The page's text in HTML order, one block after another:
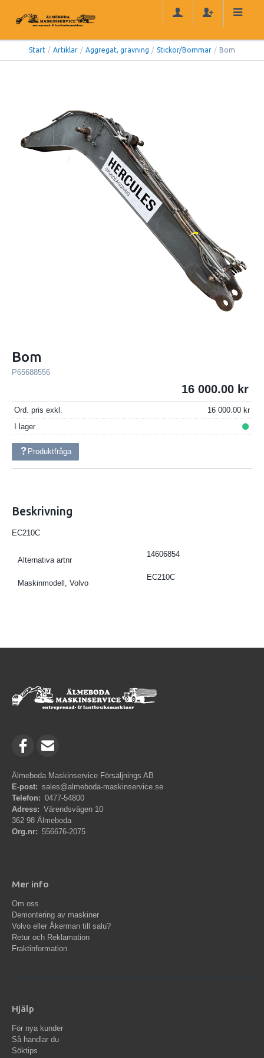
Start / Artiklar / Aggregat, grävning / Stickor/Bommar / Bom
Bom
P65688556
16 000.00
Ord. pris exkl.
16 000.00
I lager
Produktfråga
Beskrivning
EC210C
Alternativa artnr
14606854
Maskinmodell, Volvo
EC210C
Älmeboda Maskinservice Försäljnings AB
E-post: sales@almeboda-maskinservice.se
Telefon: 0477-54800
Adress: Värendsvägen 10
362 98 Älmeboda
Org.nr: 556676-2075
Mer info
Om oss
Demontering av maskiner
Volvo eller Åkerman till salu?
Retur och Reklamation
Fraktinformation
Hjälp
För nya kunder
Så handlar du
Söktips